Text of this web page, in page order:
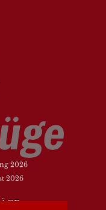
2026
2026